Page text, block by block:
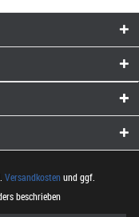
Versandkosten und ggf.
beschrieben